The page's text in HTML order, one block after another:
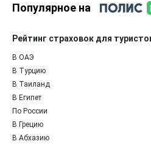
Популярное на
Рейтинг страховок для
В ОАЭ
В Турцию
В Таиланд
В Египет
По России
В Грецию
В Абхазию